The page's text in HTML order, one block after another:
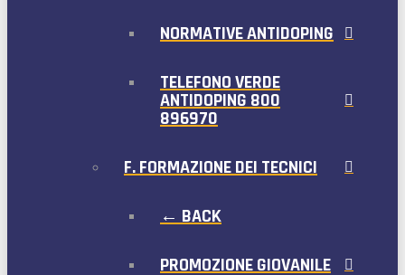
NORMATIVE ANTIDOPING
TELEFONO VERDE
ANTIDOPING 800
896970
F. FORMAZIONE DEI TECNICI
← BACK
PROMOZIONE GIOVANILE